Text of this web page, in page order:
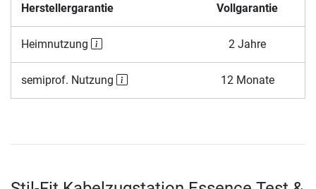
Herstellergarantie Vollgarantie
Heimnutzung 2 Jahre
semiprof. Nutzung 12 Monate